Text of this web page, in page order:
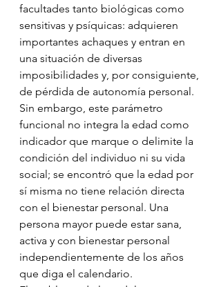
facultades tanto biológicas como
sensitivas y psíquicas: adquieren
importantes achaques y entran en
una situación de diversas
imposibilidades y, por consiguiente,
de pérdida de autonomía personal.
Sin embargo, este parámetro
funcional no integra la edad como
indicador que marque o delimite la
condición del individuo ni su vida
social; se encontró que la edad por
sí misma no tiene relación directa
con el bienestar personal. Una
persona mayor puede estar sana,
activa y con bienestar personal
independientemente de los años
que diga el calendario.